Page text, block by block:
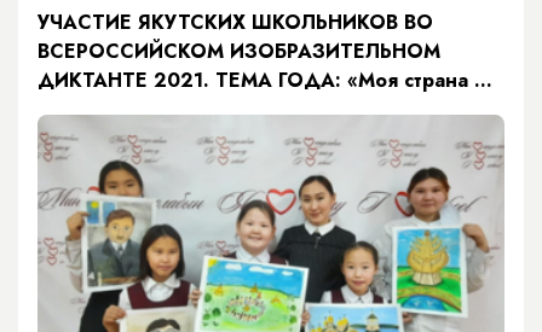
УЧАСТИЕ ЯКУТСКИХ ШКОЛЬНИКОВ ВО
ВСЕРОССИЙСКОМ ИЗОБРАЗИТЕЛЬНОМ
ДИКТАНТЕ 2021. ТЕМА ГОДА: «Моя страна —
моя история»